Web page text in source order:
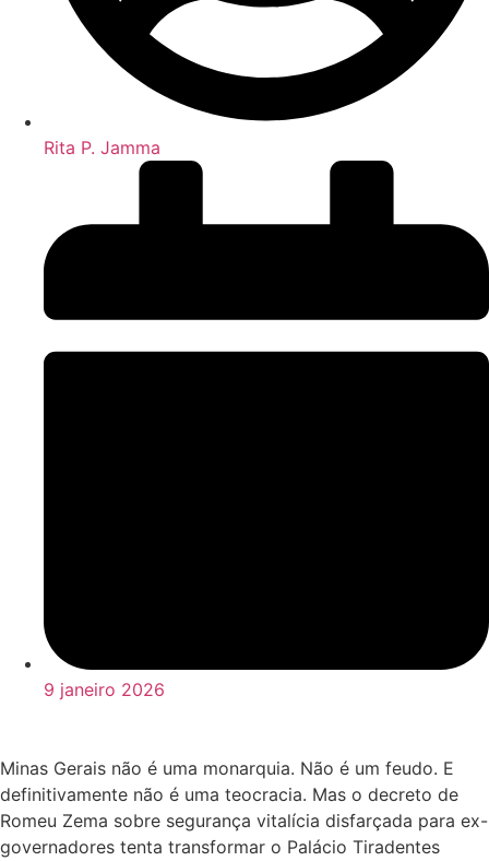
Rita P. Jamma
9 janeiro 2026
Minas Gerais não é uma monarquia. Não é um feudo. E
definitivamente não é uma teocracia. Mas o decreto de
Romeu Zema sobre segurança vitalícia disfarçada para ex-
governadores tenta transformar o Palácio Tiradentes